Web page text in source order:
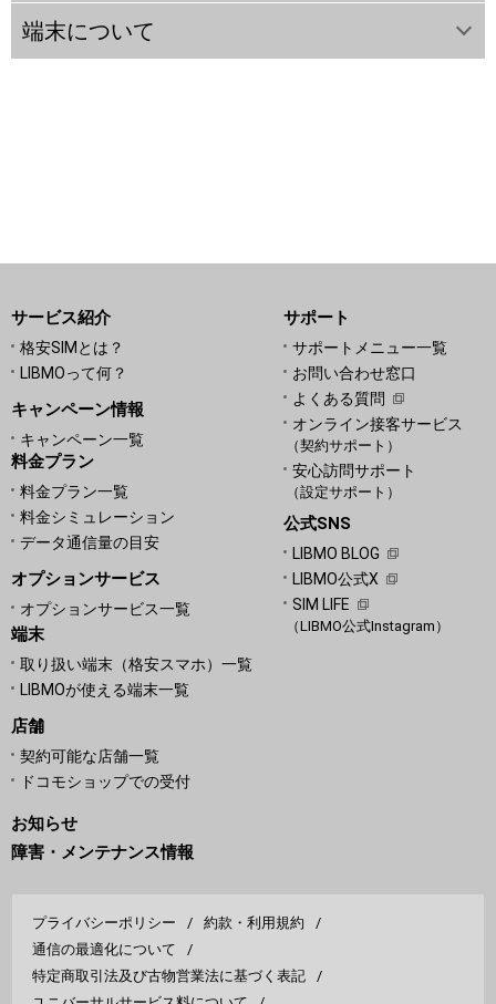
端末について
サービス紹介
格安SIMとは？
LIBMOって何？
キャンペーン情報
キャンペーン一覧
料金プラン
料金プラン一覧
料金シミュレーション
データ通信量の目安
オプションサービス
オプションサービス一覧
端末
取り扱い端末（格安スマホ）一覧
LIBMOが使える端末一覧
店舗
契約可能な店舗一覧
ドコモショップでの受付
サポート
サポートメニュー一覧
お問い合わせ窓口
よくある質問
オンライン接客サービス
（契約サポート）
安心訪問サポート
（設定サポート）
公式SNS
LIBMO BLOG
LIBMO公式X
SIM LIFE
（LIBMO公式Instagram）
お知らせ
障害・メンテナンス情報
プライバシーポリシー
約款・利用規約
通信の最適化について
特定商取引法及び古物営業法に基づく表記